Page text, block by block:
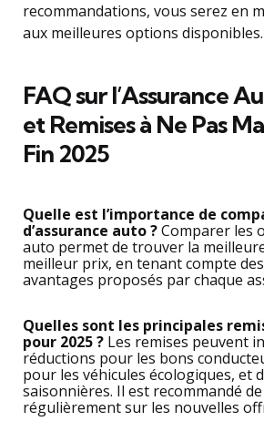
recommandations, vous serez en
aux meilleures options disponibles.
FAQ sur l’Assurance
et Remises à Ne Pas
Fin 2025
Quelle est l’importance de
d’assurance auto ?Comparer les
auto permet de trouver la
meilleur prix, en tenant compte
avantages proposés par chaque
Quelles sont les principales
pour 2025 ? Les remises peuvent
réductions pour les bons
pour les véhicules écologiques, et
saisonnières. Il est recommandé
régulièrement sur les nouvelles